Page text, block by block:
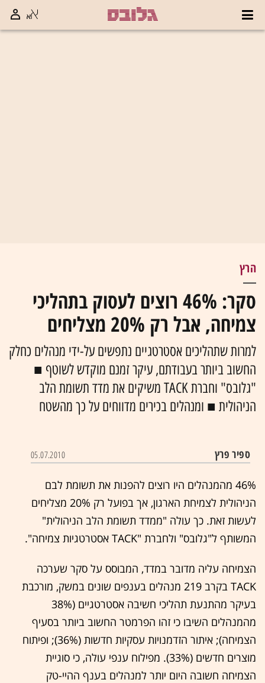
הרץ
סקר: 46% רוצים לעסוק בתהליכי
צמיחה, אבל רק 20% מצליחים
למרות שתהליכים אסטרטגיים נתפשים על-ידי מנהלים כחלק
החשוב ביותר בעבודתם, עיקר זמנם מוקדש לשוטף ■
"גלובס" וחברת TACK משיקים את מדד תשומת הלב
הניהולית ■ ומנהלים בכירים מדווחים על כך מהשטח
ספיר פרץ 05.07.2010
46% מהמנהלים היו רוצים להפנות את תשומת לבם
הניהולית לצמיחת הארגון, אך בפועל רק 20% מצליחים
לעשות זאת. כך עולה "ממדד תשומת הלב הניהולית"
המשותף ל"גלובס" ולחברת "TACK אסטרטגיות צמיחה".
הצמיחה עליה מדובר במדד, המבוסס על סקר שערכה
TACK בקרב 219 מנהלים בענפים שונים במשק, מורכבת
בעיקר מהתנעת תהליכי חשיבה אסטרטגיים (38%
מהמנהלים השיבו כי זהו הפרמטר החשוב ביותר בסעיף
הצמיחה); איתור הזדמנויות עסקיות חדשות (36%); ופיתוח
מוצרים חדשים (33%). מפילוח ענפי עולה, כי סוגיית
הצמיחה חשובה היום יותר למנהלים בענף ההיי-טק